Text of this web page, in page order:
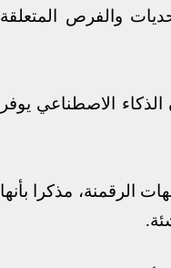
والفرص المتعلقة
الاصطناعي يوفر
تسعى إلى مواكبة توجهات الرقمنة، مذكرا بأنها